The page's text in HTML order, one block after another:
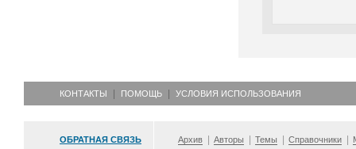
КОНТАКТЫ ПОМОЩЬ УСЛОВИЯ ИСПОЛЬЗОВАНИЯ
ОБРАТНАЯ СВЯЗЬ Архив Авторы Темы Справочники